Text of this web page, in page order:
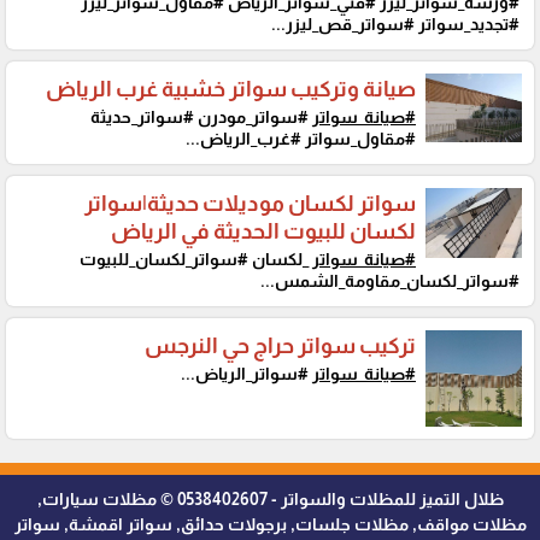
#تجديد_سواتر #سواتر_قص_ليزر...
صيانة وتركيب سواتر خشبية غرب الرياض
#صيانة_سواتر #سواتر_مودرن #سواتر_حديثة
#مقاول_سواتر #غرب_الرياض...
سواتر لكسان موديلات حديثة|سواتر
لكسان للبيوت الحديثة في الرياض
#صيانة_سواتر
_لكسان #سواتر_لكسان_للبيوت
#سواتر_لكسان_مقاومة_الشمس...
تركيب سواتر حراج حي النرجس
#صيانة_سواتر #سواتر_الرياض...
ظلال التميز للمظلات والسواتر - 0538402607 © مظلات سيارات,
مظلات مواقف, مظلات جلسات, برجولات حدائق, سواتر اقمشة, سواتر